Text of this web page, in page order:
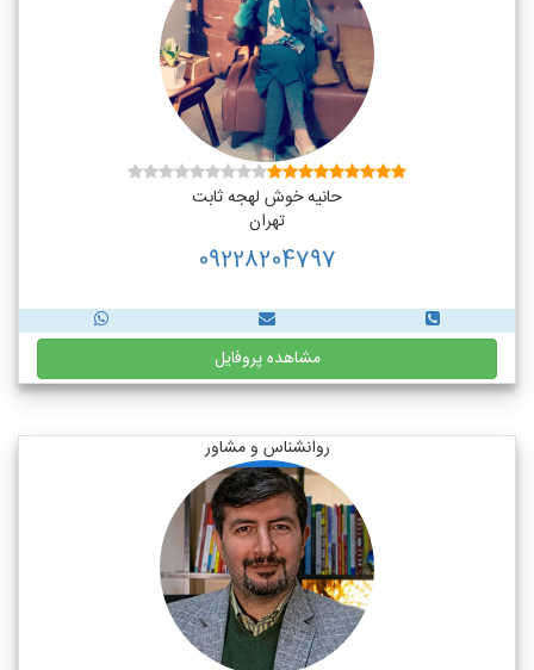
حانیه خوش لهجه ثابت
تهران
09228204797
مشاهده پروفایل
روانشناس و مشاور